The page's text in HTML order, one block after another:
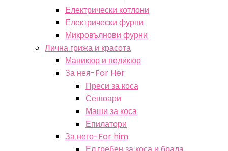
Електрически котлони
Електрически фурни
Микровълнови фурни
Лична грижа и красота
Маникюр и педикюр
За нея-For Her
Преси за коса
Сешоари
Маши за коса
Епилатори
За него-For him